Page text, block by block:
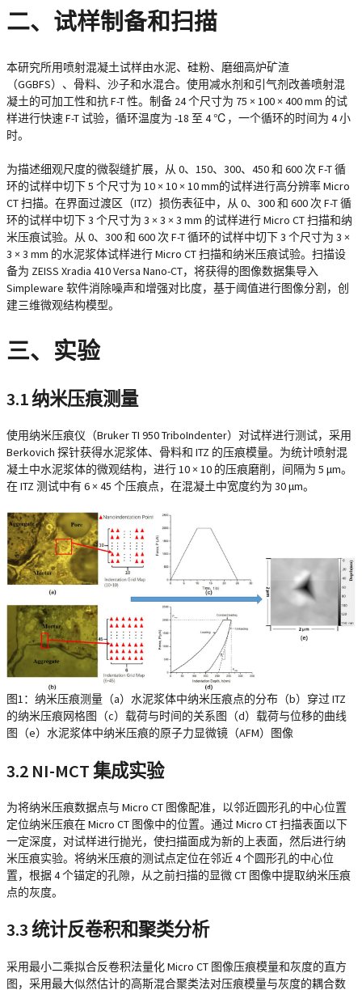
二、试样制备和扫描
本研究所用喷射混凝土试样由水泥、硅粉、磨细高炉矿渣
（GGBFS）、骨料、沙子和水混合。使用减水剂和引气剂改善喷射混
凝土的可加工性和抗 F-T 性。制备 24 个尺寸为 75 × 100 × 400 mm 的试
样进行快速 F-T 试验，循环温度为 -18 至 4 ℃，一个循环的时间为 4 小
时。
为描述细观尺度的微裂缝扩展，从 0、150、300、450 和 600 次 F-T 循
环的试样中切下 5 个尺寸为 10 × 10 × 10 mm的试样进行高分辨率 Micro
CT 扫描。在界面过渡区（ITZ）损伤表征中，从 0、300 和 600 次 F-T 循
环的试样中切下 3 个尺寸为 3 × 3 × 3 mm 的试样进行 Micro CT 扫描和纳
米压痕试验。从 0、300 和 600 次 F-T 循环的试样中切下 3 个尺寸为 3 ×
3 × 3 mm 的水泥浆体试样进行 Micro CT 扫描和纳米压痕试验。扫描设
备为 ZEISS Xradia 410 Versa Nano-CT，将获得的图像数据集导入
Simpleware 软件消除噪声和增强对比度，基于阈值进行图像分割，创
建三维微观结构模型。
三、实验
3.1 纳米压痕测量
使用纳米压痕仪（Bruker TI 950 TriboIndenter）对试样进行测试，采用
Berkovich 探针获得水泥浆体、骨料和 ITZ 的压痕模量。为统计喷射混
凝土中水泥浆体的微观结构，进行 10 × 10 的压痕磨削，间隔为 5 μm。
在 ITZ 测试中有 6 × 45 个压痕点，在混凝土中宽度约为 30 μm。
图1：纳米压痕测量（a）水泥浆体中纳米压痕点的分布（b）穿过 ITZ
的纳米压痕网格图（c）载荷与时间的关系图（d）载荷与位移的曲线
图（e）水泥浆体中纳米压痕的原子力显微镜（AFM）图像
3.2 NI-MCT 集成实验
为将纳米压痕数据点与 Micro CT 图像配准，以邻近圆形孔的中心位置
定位纳米压痕在 Micro CT 图像中的位置。通过 Micro CT 扫描表面以下
一定深度，对试样进行抛光，使扫描面成为新的上表面，然后进行纳
米压痕实验。将纳米压痕的测试点定位在邻近 4 个圆形孔的中心位
置，根据 4 个锚定的孔隙，从之前扫描的显微 CT 图像中提取纳米压痕
点的灰度。
3.3 统计反卷积和聚类分析
采用最小二乘拟合反卷积法量化 Micro CT 图像压痕模量和灰度的直方
图，采用最大似然估计的高斯混合聚类法对压痕模量与灰度的耦合数